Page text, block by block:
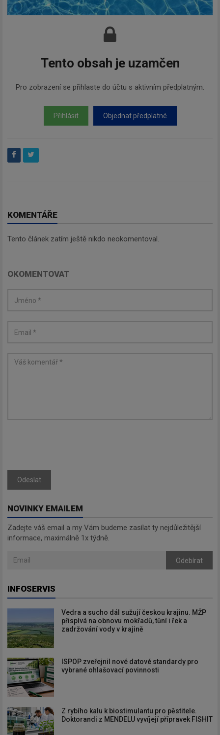
Tento obsah je uzamčen
Pro zobrazení se přihlaste do účtu s aktivním předplatným.
Přihlásit Objednat předplatné
KOMENTÁŘE
Tento článek zatím ještě nikdo neokomentoval.
OKOMENTOVAT
Odeslat
NOVINKY EMAILEM
Zadejte váš email a my Vám budeme zasílat ty nejdůležitější
informace, maximálně 1x týdně.
Odebírat
INFOSERVIS
Vedra a sucho dál sužují českou krajinu. MŽP
přispívá na obnovu mokřadů, tůní i řek a
zadržování vody v krajině
ISPOP zveřejnil nové datové standardy pro
vybrané ohlašovací povinnosti
Z rybího kalu k biostimulantu pro pěstitele.
Doktorandi z MENDELU vyvíjejí přípravek FISHIT